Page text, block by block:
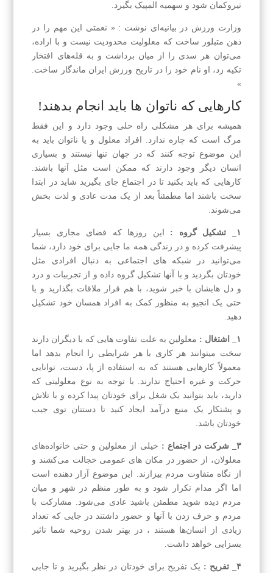
تیروکمان شود و سهمیه المپیک بگیرد.
وزارت ورزش در بیانیه‌ای نوشت : « نعمتی این مهم را در
ذهن متبلور ساخت که معلولیت محدودیت نیست و با اراده،
می‌توان هر سدی را از میان برداشت و به قله‌های افتخار
تکیه زد، او نام خود را در تاریخ ورزش ایران ماندگار ساخت.
»
کارهایی که ناتوان ها باید انجام بدهند!
همیشه برای هر مشکلی راه حلی وجود دارد و این فقط
مرگ است که چاره ندارد. افراد معلول و یا ناتوان باید به
این موضوع توجه کنند که در جهان تنها نیستند و بسیاری
انسان دیگر وجود دارند که ممکن است مثل آنها باشند.
کارهایی که باید بکنید تا در اجتماع جای بگیرید شاید در ابتدا
سخت باشند اما مطمئناً بعد از یک مدت عادی و لذت بخش
می‌شوند.
۱_ تشکیل گروه :
این روزها که فضای مجازی بسیار
پیشرفت کرده و در زندگی همه ما جایی برای خود دارد، شما
می‌توانید در شبکه های اجتماعی به دنبال افرادی مثل
خودتان بگردید و با آنها تشکیل گروه داده و از تجربیات و درد
و دل هایشان با خبر شوید، با هم قرار ملاقات بگذارید و یا
حتی یک انجیو به منظور کمک به افراد همسان خود تشکیل
دهید.
۱_ اشتغال :
معلولین به علت تفاوت هایی که با دیگران دارند
سخت میتوانند هر کاری با هر شرایطی را انجام بدهد اما
معمولاً کارهایی هستند که به استفاده از پا، دست، توانایی
حرکت و غیره احتیاج ندارند. با توجه به نوع معلولیتی که
دارید، باید بتوانید یک شغل برای خودتان پیدا کرده و با تلاش
و پشتکار یک منبع درآمد ایجاد کنید تا دستتان توی جیب
خودتان باشد.
۳_ شرکت در اجتماع :
خیلی از معلولین و حتی خانواده‌های
معلولان، از حضور در مکان های عمومی خجالت می‌کشند و
از نگاه متفاوت مردم بیزارند. این موضوع آزار دهنده است
اما اگر مدام تکرار شود و به طور منظم در شهر و میان
مردم دیده شوید مطمئن باشید عادی می‌شود. مشارکت با
مردم و حرف زدن با آنها و حضور داشتند در جایی که تعداد
زیادی از انسان‌ها هستند ، در بهتر شدن روحیه شما تاثیر
بسزایی خواهد داشت.
۴_ تفریح : یک تفریح برای خودتان در نظر بگیرید و تا جایی